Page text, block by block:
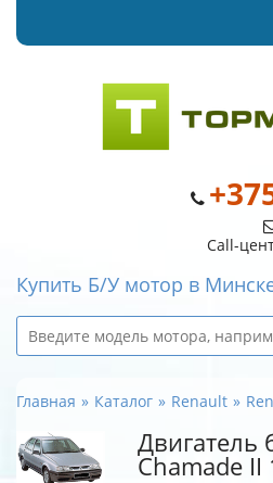
Call-
Купить Б/У мотор в
Главная Каталог Renault
Двигатель
Chamade II